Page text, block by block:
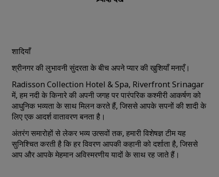
शादियाँ
श्रीनगर की लुभावनी सुंदरता के बीच अपने प्यार की खुशियाँ मनाएँ।
Radisson Collection Hotel & Spa, Riverfront Srinagar
में, हम नदी के किनारे की अपनी जगह पर पारंपरिक कश्मीरी आकर्षण को
आधुनिक भव्यता के साथ मिलन करते हैं, जिससे आपके सपनों की शादी के
लिए एक आदर्श वातावरण बनता है।
अंतरंग समारोहों से लेकर भव्य उत्सवों तक, हमारी विशेषज्ञ टीम यह
सुनिश्चित करती है कि हर विवरण आपकी कहानी को दर्शाता है, जिससे
आप और आपके मेहमान अविस्मरणीय यादों के साथ रह जाते हैं।